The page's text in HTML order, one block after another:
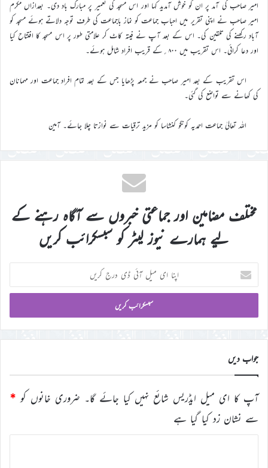
امیر صاحب کی آمد پر ان کو خوش آمدید کہا اور اس مسجد کی تعمیر پر مبارک باد دی۔ بعدازاں مکرم
امیر صاحب نے اپنی تقریر میں احباب جماعت کو نماز باجماعت کی طرف توجہ دلاتے ہوئے مسجد کو
آباد رکھنے کی تلقین کی۔ اس کے بعد آپ نے فیتہ کاٹ کر علامتی طور پر اس مسجد کا افتتاح کیا
اور دعا کرائی۔ اس تقریب میں ۸۰۰؍کے قریب افراد شامل ہوئے۔
اس تقریب کے بعد امیر صاحب نے جمعہ پڑھایا جس کے بعد تمام افراد جماعت اور مہمانان
کی کھانے سے تواضع کی گئی۔
اللہ تعالیٰ جماعت احمدیہ کونگو کنشاسا کو مزید ترقیات سے نوازتا چلا جائے۔ آمین
مختلف مضامین اور جماعتی خبروں سے آگاہ رہنے کے
لیے ہمارے نیوز لیٹر کو سبسکرائب کریں
اپنا
ای
میل
ڈی
درج
کریں
جواب دیں
آپ کا ای میل ایڈریس شائع نہیں کیا جائے گا۔ ضروری خانوں کو *
سے نشان زد کیا گیا ہے